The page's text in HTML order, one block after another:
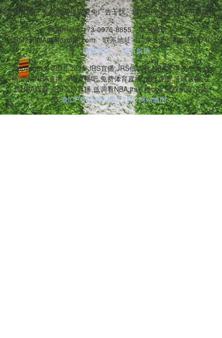
体育项目,支持低调模式避免广告干扰。用户可免费享受NBA常规
联系电话：173-0976-8855
联系邮箱：
vRM2sBtsA0@foxmail.com
联系地址：广东省天长市自清路740
号
联系我们
留言反馈
Copyright © 2016-2025 JRS直播,JRS低调看,NBA直播,无插件直
播,高清NBA直播,JRS直播吧,免费体育直播,篮球直播,足球直播,在
线NBA观看,JRS高清直播,低调看NBA,jrs直播nba 版权所有 备案
号:渝ICP备2025049671号 网站地图